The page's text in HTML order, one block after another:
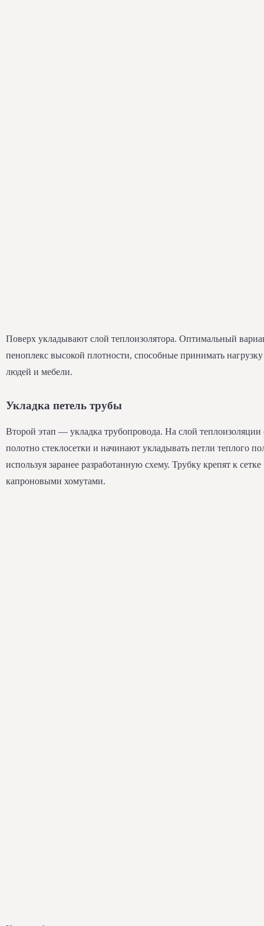
Поверх укладывают слой теплоизолятора. Оптимальный
пеноплекс высокой плотности, способные принимать нагрузку
людей и мебели.
Укладка петель трубы
Второй этап — укладка трубопровода. На слой теплоизоляции
полотно стеклосетки и начинают укладывать петли теплого
используя заранее разработанную схему. Трубку крепят к сетке
капроновыми хомутами.